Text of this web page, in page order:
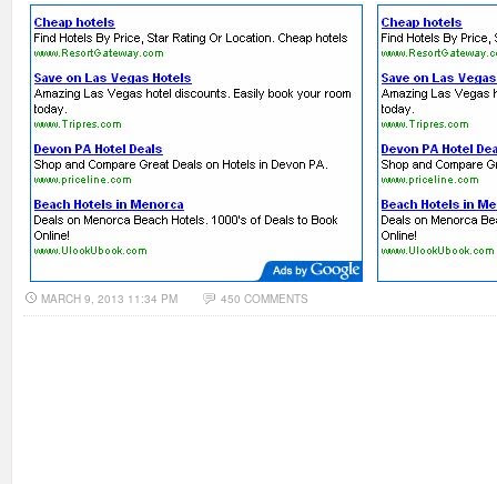
MARCH 9, 2013 11:34 PM 450 COMMENTS